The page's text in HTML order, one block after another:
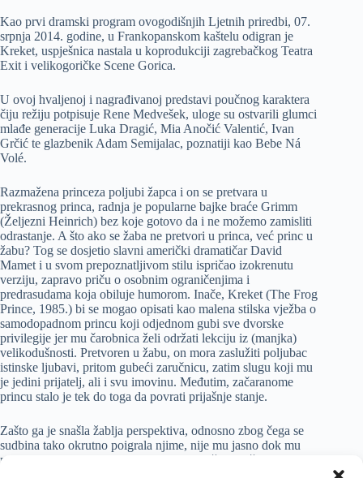
Kao prvi dramski program ovogodišnjih Ljetnih priredbi, 07.
srpnja 2014. godine, u Frankopanskom kaštelu odigran je
Kreket, uspješnica nastala u koprodukciji zagrebačkog Teatra
Exit i velikogoričke Scene Gorica.
U ovoj hvaljenoj i nagrađivanoj predstavi poučnog karaktera
čiju režiju potpisuje Rene Medvešek, uloge su ostvarili glumci
mlađe generacije Luka Dragić, Mia Anočić Valentić, Ivan
Grčić te glazbenik Adam Semijalac, poznatiji kao Bebe Ná
Volé.
Razmažena princeza poljubi žapca i on se pretvara u
prekrasnog princa, radnja je popularne bajke braće Grimm
(Željezni Heinrich) bez koje gotovo da i ne možemo zamisliti
odrastanje. A što ako se žaba ne pretvori u princa, već princ u
žabu? Tog se dosjetio slavni američki dramatičar David
Mamet i u svom prepoznatljivom stilu ispričao izokrenutu
verziju, zapravo priču o osobnim ograničenjima i
predrasudama koja obiluje humorom. Inače, Kreket (The Frog
Prince, 1985.) bi se mogao opisati kao malena stilska vježba o
samodopadnom princu koji odjednom gubi sve dvorske
privilegije jer mu čarobnica želi održati lekciju iz (manjka)
velikodušnosti. Pretvoren u žabu, on mora zaslužiti poljubac
istinske ljubavi, pritom gubeći zaručnicu, zatim slugu koji mu
je jedini prijatelj, ali i svu imovinu. Međutim, začaranome
princu stalo je tek do toga da povrati prijašnje stanje.
Zašto ga je snašla žablja perspektiva, odnosno zbog čega se
sudbina tako okrutno poigrala njime, nije mu jasno dok mu
predanost i poniznost sluge koji spremno žrtvuje život za